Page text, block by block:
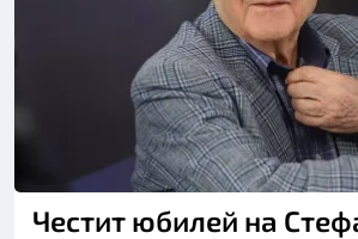
Снимка: БНР
Честит юбилей на